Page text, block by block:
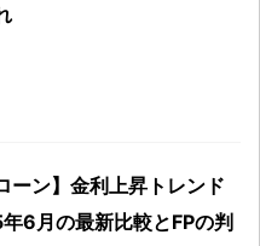
ーン】金利上昇トレンド
6月の最新比較とFPの判